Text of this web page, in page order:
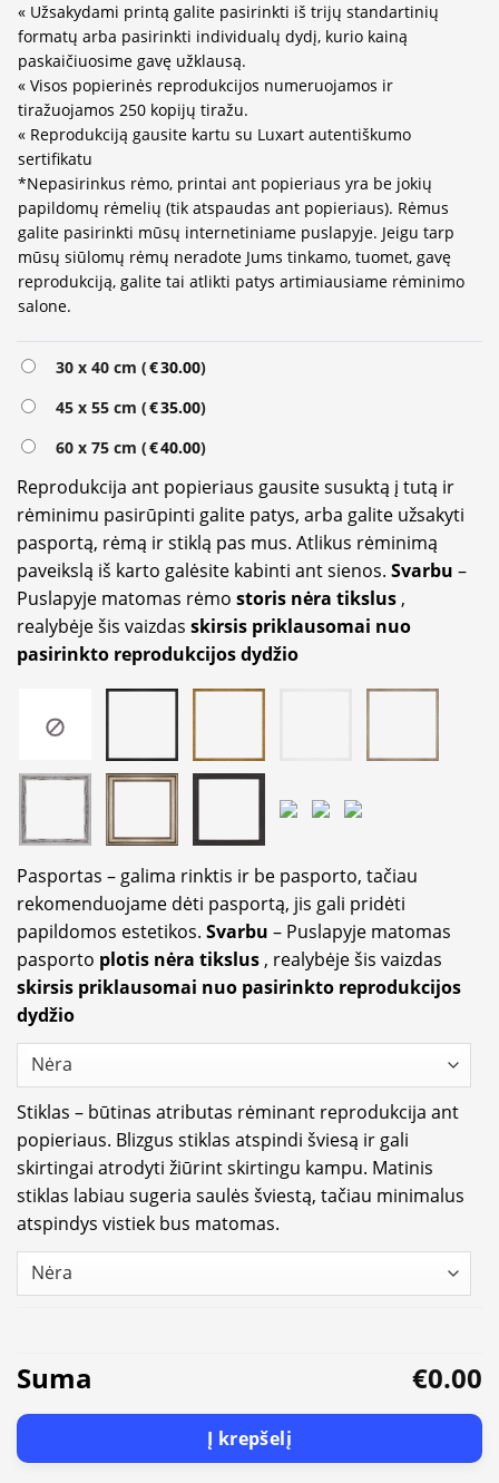
« Užsakydami printą galite pasirinkti iš trijų standartinių
formatų arba pasirinkti individualų dydį, kurio kainą
paskaičiuosime gavę užklausą.
« Visos popierinės reprodukcijos numeruojamos ir
tiražuojamos 250 kopijų tiražu.
« Reprodukciją gausite kartu su Luxart autentiškumo
sertifikatu
*Nepasirinkus rėmo, printai ant popieriaus yra be jokių
papildomų rėmelių (tik atspaudas ant popieriaus). Rėmus
galite pasirinkti mūsų internetiniame puslapyje. Jeigu tarp
mūsų siūlomų rėmų neradote Jums tinkamo, tuomet, gavę
reprodukciją, galite tai atlikti patys artimiausiame rėminimo
salone.
30 x 40 cm (€30.00)
45 x 55 cm (€35.00)
60 x 75 cm (€40.00)
Reprodukcija ant popieriaus gausite susuktą į tutą ir
rėminimu pasirūpinti galite patys, arba galite užsakyti
pasportą, rėmą ir stiklą pas mus. Atlikus rėminimą
paveikslą iš karto galėsite kabinti ant sienos. Svarbu –
Puslapyje matomas rėmo storis nėra tikslus ,
realybėje šis vaizdas skirsis priklausomai nuo
pasirinkto reprodukcijos dydžio
Pasportas – galima rinktis ir be pasporto, tačiau
rekomenduojame dėti pasportą, jis gali pridėti
papildomos estetikos. Svarbu – Puslapyje matomas
pasporto plotis nėra tikslus , realybėje šis vaizdas
skirsis priklausomai nuo pasirinkto reprodukcijos
dydžio
Stiklas – būtinas atributas rėminant reprodukcija ant
popieriaus. Blizgus stiklas atspindi šviesą ir gali
skirtingai atrodyti žiūrint skirtingu kampu. Matinis
stiklas labiau sugeria saulės šviestą, tačiau minimalus
atspindys vistiek bus matomas.
Suma €0.00
Į krepšelį